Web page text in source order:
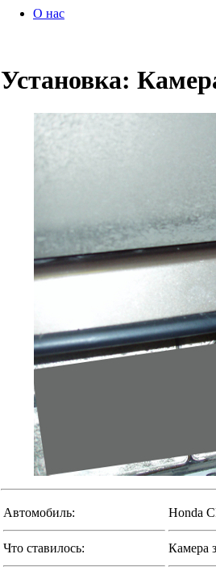
О нас
Установка:
Автомобиль: Honda
Что ставилось: Камера